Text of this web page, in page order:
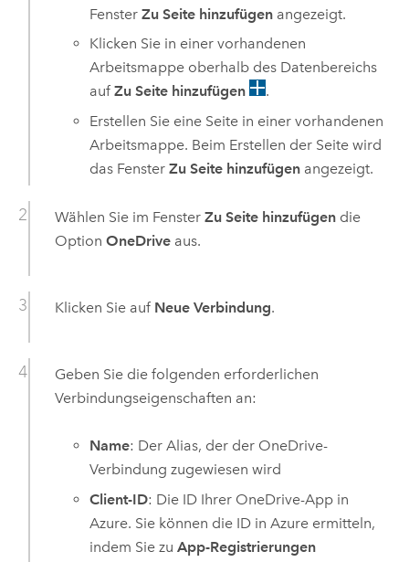
FensterZu Seite hinzufügen angezeigt.
Klicken Sie in einer vorhandenen
Arbeitsmappe oberhalb des Datenbereichs
aufZu Seite hinzufügen
.
Erstellen Sie eine Seite in einer vorhandenen
Arbeitsmappe. Beim Erstellen der Seite wird
das FensterZu Seite hinzufügen angezeigt.
Wählen Sie im Fenster Zu Seite hinzufügendie
Option OneDriveaus.
Klicken Sie auf Neue Verbindung.
Geben Sie die folgenden erforderlichen
Verbindungseigenschaften an:
Name: Der Alias, der der OneDrive-
Verbindung zugewiesen wird
Client-ID: Die ID Ihrer OneDrive-App in
Azure. Sie können die ID inAzure ermitteln,
indem Sie zuApp-Registrierungen